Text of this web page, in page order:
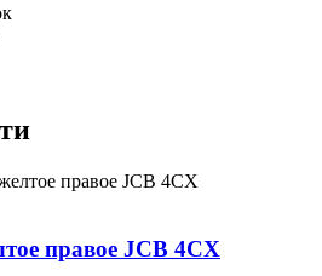
правое JCB 4CX